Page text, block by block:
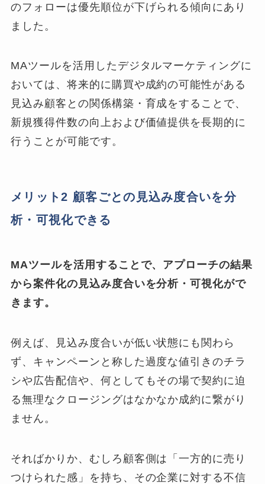
のフォローは優先順位が下げられる傾向にあり
ました。
MAツールを活用したデジタルマーケティングに
おいては、 将来的に購買や成約の可能性がある
見込み顧客との関係構築・育成をすることで、
新規獲得件数の向上および価値提供を長期的に
行うことが可能です。
メリット2 顧客ごとの見込み度合いを分
析・可視化できる
MAツールを活用することで、アプローチの結果
から案件化の見込み度合いを分析・可視化がで
きます。
例えば、見込み度合いが低い状態にも関わら
ず、キャンペーンと称した過度な値引きのチラ
シや広告配信や、何としてもその場で契約に迫
る無理なクロージングはなかなか成約に繋がり
ません。
そればかりか、むしろ顧客側は「一方的に売り
つけられた感」を持ち、 その企業に対する不信